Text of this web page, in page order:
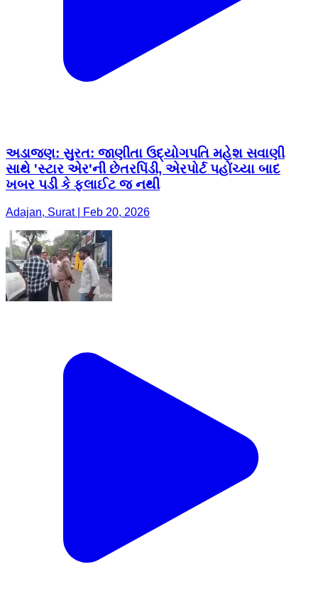
અડાજણ: ​સુરત: જાણીતા ઉદ્યોગપતિ મહેશ સવાણી
સાથે 'સ્ટાર એર'ની છેતરપિંડી, એરપોર્ટ પહોંચ્યા બાદ
ખબર પડી કે ફ્લાઈટ જ નથી
Adajan, Surat | Feb 20, 2026